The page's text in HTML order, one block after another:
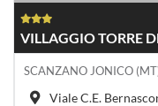
VILLAGGIO TORRE
SCANZANO JONICO
Viale C.E.